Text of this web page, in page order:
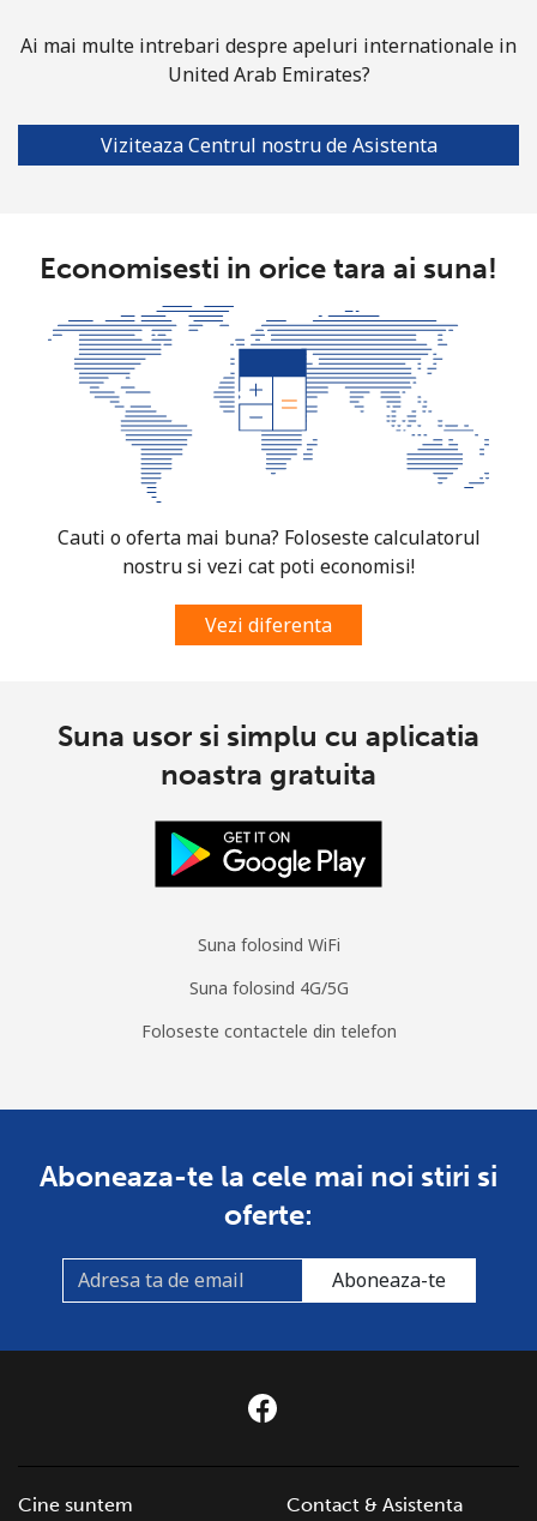
Ai mai multe intrebari despre apeluri internationale in
United Arab Emirates?
Viziteaza Centrul nostru de Asistenta
Economisesti in orice tara ai suna!
Cauti o oferta mai buna? Foloseste calculatorul
nostru si vezi cat poti economisi!
Vezi diferenta
Suna usor si simplu cu aplicatia
noastra gratuita
Suna folosind WiFi
Suna folosind 4G/5G
Foloseste contactele din telefon
Aboneaza-te la cele mai noi stiri si
oferte:
Aboneaza-te
Cine suntem
Contact & Asistenta